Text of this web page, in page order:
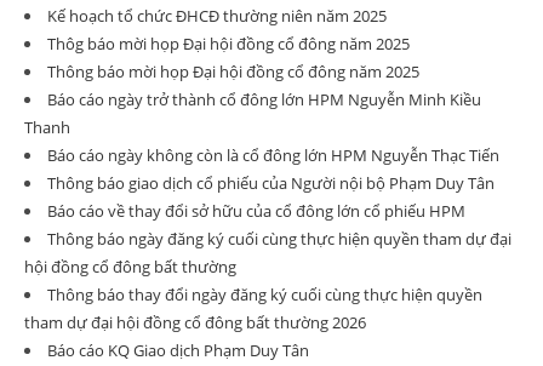
Kế hoạch tổ chức ĐHCĐ thường niên năm 2025
Thôg báo mời họp Đại hội đồng cổ đông năm 2025
Thông báo mời họp Đại hội đồng cổ đông năm 2025
Báo cáo ngày trở thành cổ đông lớn HPM Nguyễn Minh Kiều
Thanh
Báo cáo ngày không còn là cổ đông lớn HPM Nguyễn Thạc Tiến
Thông báo giao dịch cổ phiếu của Người nội bộ Phạm Duy Tân
Báo cáo về thay đổi sở hữu của cổ đông lớn cổ phiếu HPM
Thông báo ngày đăng ký cuối cùng thực hiện quyền tham dự đại
hội đồng cổ đông bất thường
Thông báo thay đổi ngày đăng ký cuối cùng thực hiện quyền
tham dự đại hội đồng cổ đông bất thường 2026
Báo cáo KQ Giao dịch Phạm Duy Tân